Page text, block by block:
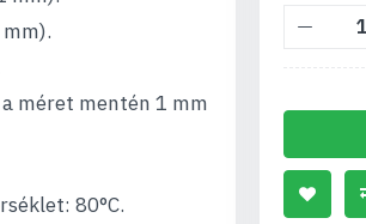
méret mentén 1 mm
80°C.